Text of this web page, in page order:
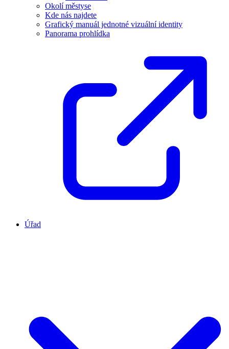
Okolí městyse
Kde nás najdete
Grafický manuál jednotné vizuální identity
Panorama prohlídka
Úřad